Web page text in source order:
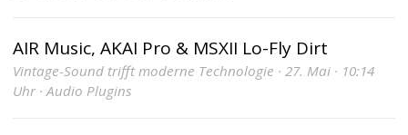
AIR Music, AKAI Pro & MSXII Lo-Fly Dirt
Vintage-Sound trifft moderne Technologie · 27. Mai · 10:14
Uhr · Audio Plugins